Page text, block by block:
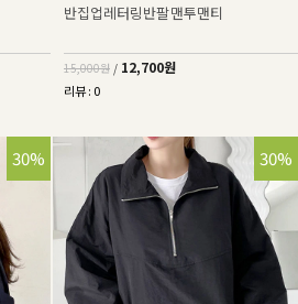
반집업레터링반팔맨투맨티
15,000원 / 12,700원
리뷰 : 0
30% 30%